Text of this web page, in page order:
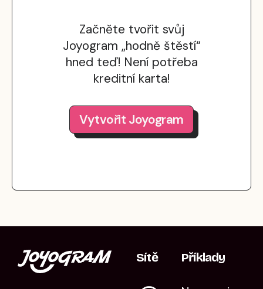
Začněte tvořit svůj
Joyogram „hodně štěstí“
hned teď! Není potřeba
kreditní karta!
Vytvořit Joyogram
Sítě Příklady